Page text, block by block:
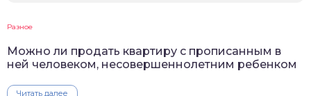
Разное
Можно ли продать квартиру с прописанным в
ней человеком, несовершеннолетним ребенком
Читать далее